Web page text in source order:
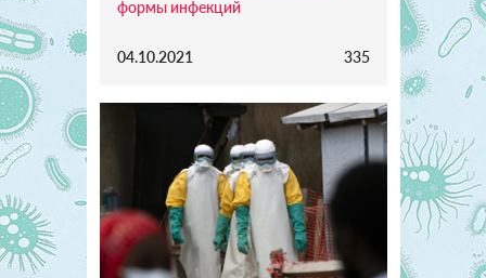
формы инфекций
04.10.2021 335